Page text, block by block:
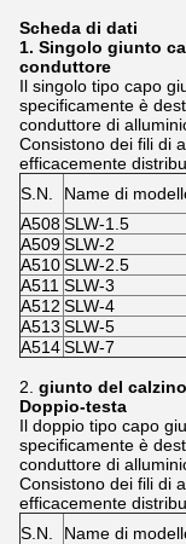
Scheda di dati
1. Singolo giunto
conduttore
Il singolo tipo capo
specificamente è
conduttore di
Consistono dei fili di
efficacemente
S.N.
Name di
A508SLW-1.5
A509SLW-2
A510SLW-2.5
A511 SLW-3
A512 SLW-4
A513 SLW-5
A514SLW-7
2. giunto del
Doppio-testa
Il doppio tipo capo
specificamente è
conduttore di
Consistono dei fili di
efficacemente
S.N.
Name di